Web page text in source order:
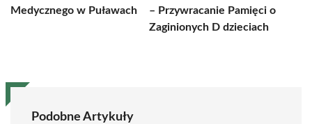
Medycznego w Puławach
– Przywracanie Pamięci o
Zaginionych D dzieciach
Podobne Artykuły